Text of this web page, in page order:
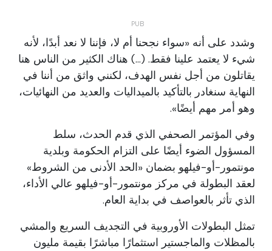
وشدد على أنه «سواء نجحنا أم لا، فإننا لا نعد أبدًا، لأنه
شيء لا يعتمد علينا فقط. (...) هناك الكثير من الناس هنا
يقاتلون من أجل نفس الهدف، لكنني واثق من أننا في
النهاية سنغادر بالتأكيد بالميداليات والعديد من النهائيات،
وهو أمر مهم أيضًا».
وفي المؤتمر الصحفي الذي قدم الحدث، سلط
المسؤول الضوء أيضًا على التزام الحكومة وبلدية
مونتمور-أو-فيلهو بضمان «الحد الأدنى من الشروط»
لعقد البطولة في مركز مونتمور-أو-فيلهو عالي الأداء،
الذي تأثر بالعواصف في بداية العام.
تمثل البطولات الأوروبية في التجديف السريع والمشي
بالمظلات والماجستير استثمارًا مباشرًا بقيمة مليون